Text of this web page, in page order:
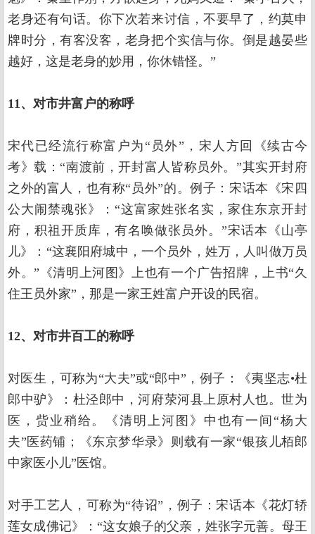
老身还有句话。你下次若来讨信，不要早了，约莫申
牌时分，有客没客，老身把个实信与你。倒是越晏些
越好，这是老身的妙用，你休错怪。”
11、对市井富户的称呼
宋代已经流行称富户为“员外”，宋人方回《续古今
考》载：“南渡前，开封富人皆称员外。”其实开封府
之外的富人，也有称“员外”的。例子：宋话本《宋四
公大闹禁魂张》：“这富家姓张名实，家住东京开封
府，积祖开质库，有名唤做张员外。”宋话本《山亭
儿》：“这襄阳府城中，一个员外，姓万，人叫做万员
外。”《清明上河图》上也有一个广告招牌，上书“久
住王员外家”，那是一家王姓富户开设的民宿。
12、对市井百工的称呼
对医生，可称为“大夫”或“郎中”，例子：《夷坚志•杜
郎中驴》：杜泾郎中，河府荥河县上原村人也。世为
医，赀业稍给。《清明上河图》中也有一间“杨大
夫”医药铺；《东京梦华录》则载有一家“银孩儿栢郎
中家医小儿”医馆。
对手工艺人，可称为“待诏”，例子：宋话本《花灯轿
莲女成佛记》：“这女娘子的父亲，姓张字元善。母王